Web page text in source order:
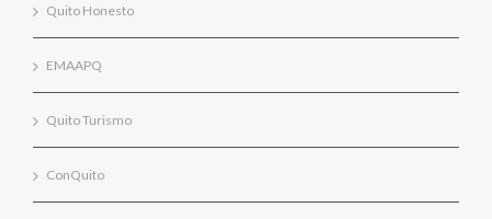
Quito Honesto
EMAAPQ
Quito Turismo
ConQuito